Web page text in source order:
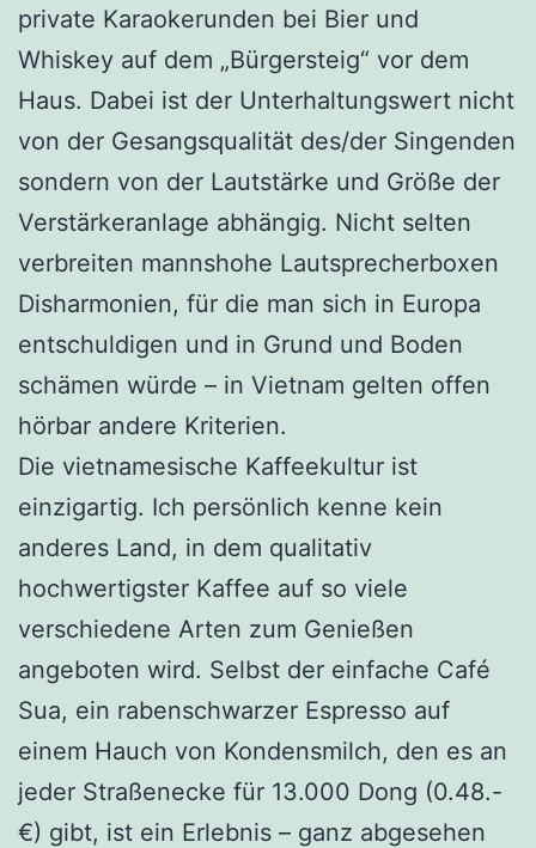
private Karaokerunden bei Bier und
Whiskey auf dem „Bürgersteig“ vor dem
Haus. Dabei ist der Unterhaltungswert nicht
von der Gesangsqualität des/der Singenden
sondern von der Lautstärke und Größe der
Verstärkeranlage abhängig. Nicht selten
verbreiten mannshohe Lautsprecherboxen
Disharmonien, für die man sich in Europa
entschuldigen und in Grund und Boden
schämen würde – in Vietnam gelten offen
hörbar andere Kriterien.
Die vietnamesische Kaffeekultur ist
einzigartig. Ich persönlich kenne kein
anderes Land, in dem qualitativ
hochwertigster Kaffee auf so viele
verschiedene Arten zum Genießen
angeboten wird. Selbst der einfache Café
Sua, ein rabenschwarzer Espresso auf
einem Hauch von Kondensmilch, den es an
jeder Straßenecke für 13.000 Dong (0.48.-
€) gibt, ist ein Erlebnis – ganz abgesehen